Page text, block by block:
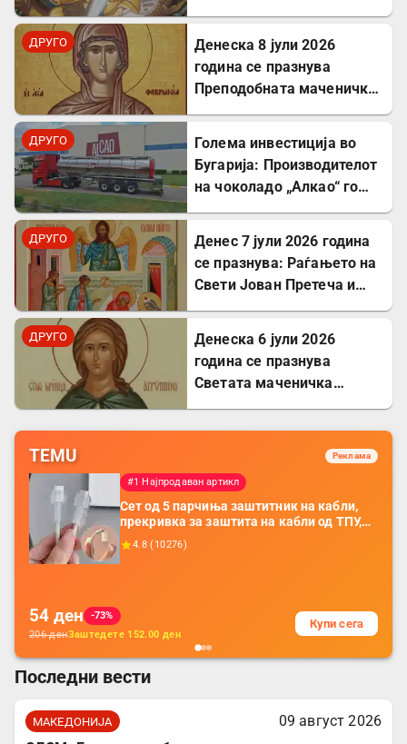
ДРУГО
Денеска 8 јули 2026
година се празнува
Преподобната маченичка
ДРУГО
Голема инвестиција во
Бугарија: Производителот
на чоколадо „Алкао“ го
ДРУГО
Денес 7 јули 2026 година
се празнува: Раѓањето на
Свети Јован Претеча и
ДРУГО
Денеска 6 јули 2026
година се празнува
Светата маченичка
TEMU Реклама
#1 Најпродаван артикл
Сет од 5 парчиња заштитник на кабли,
прекривка за заштита на кабли од ТПУ,
додатоци за заштита на кабли, без
батерија, за мобилни телефони, комплет
4.8 ( 10276)
54 ден
-73%
206денЗаштедете 152.00 ден
Купи сега
Последни вести
МАКЕДОНИЈА
09 август 2026